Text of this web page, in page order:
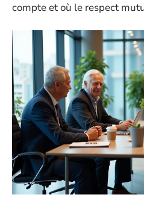
compte et où le respect